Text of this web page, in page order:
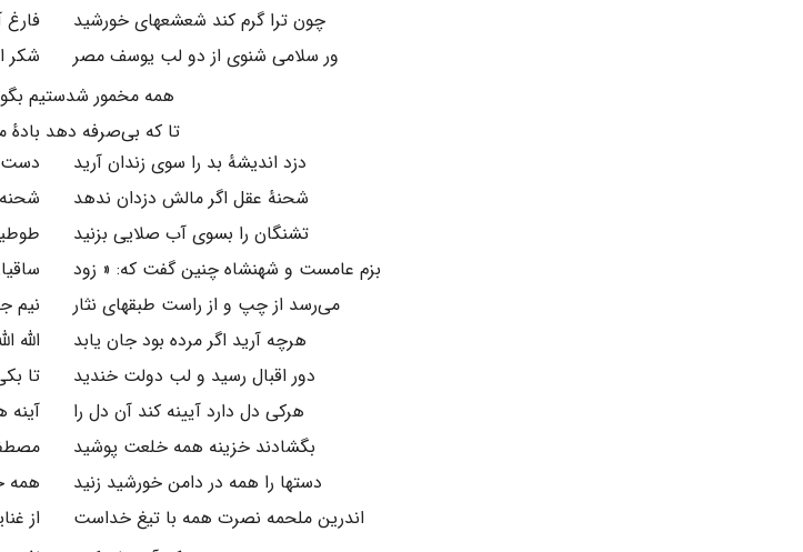
چون ترا گرم کند شعشعهای خورشید
ور سلامی شنوی از دو لب یوسف مصر
شکر
همه مخمور شدستیم
تا که بی‌صرفه دهد بادهٔ
دزد اندیشهٔ بد را سوی زندان آرید
دست
شحنهٔ عقل اگر مالش دزدان ندهد
تشنگان را بسوی آب صلایی بزنید
بزم عامست و شهنشاه چنین گفت که: « زود
می‌رسد از چپ و از راست طبقهای نثار
نیم
هرچه آرید اگر مرده بود جان یابد
الله
دور اقبال رسید و لب دولت خندید
تا
هرکی دل دارد آیینه کند آن دل را
آینه
بگشادند خزینه همه خلعت پوشید
دستها را همه در دامن خورشید زنید
همه
اندرین ملحمه نصرت همه با تیغ خداست
از